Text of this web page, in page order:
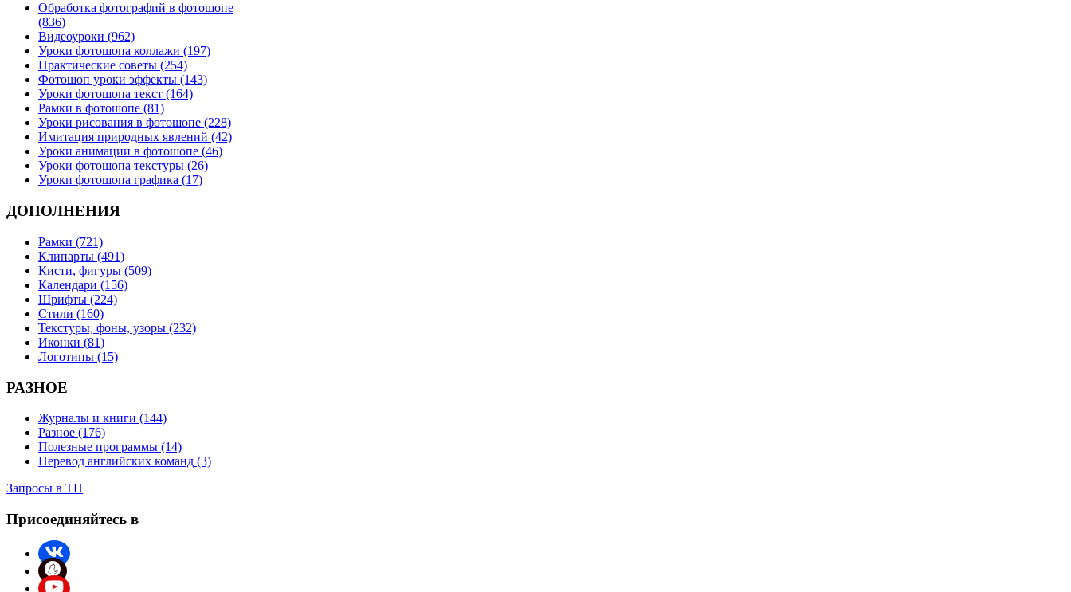
Обработка фотографий в фотошопе
(836)
Видеоуроки (962)
Уроки фотошопа коллажи (197)
Практические советы (254)
Фотошоп уроки эффекты (143)
Уроки фотошопа текст (164)
Рамки в фотошопе (81)
Уроки рисования в фотошопе (228)
Имитация природных явлений (42)
Уроки анимации в фотошопе (46)
Уроки фотошопа текстуры (26)
Уроки фотошопа графика (17)
ДОПОЛНЕНИЯ
Рамки (721)
Клипарты (491)
Кисти, фигуры (509)
Календари (156)
Шрифты (224)
Стили (160)
Текстуры, фоны, узоры (232)
Иконки (81)
Логотипы (15)
РАЗНОЕ
Журналы и книги (144)
Разное (176)
Полезные программы (14)
Перевод английских команд (3)
Запросы в ТП
Присоединяйтесь в